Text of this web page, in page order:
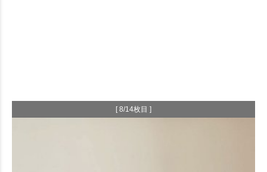
[ 8/14枚目 ]